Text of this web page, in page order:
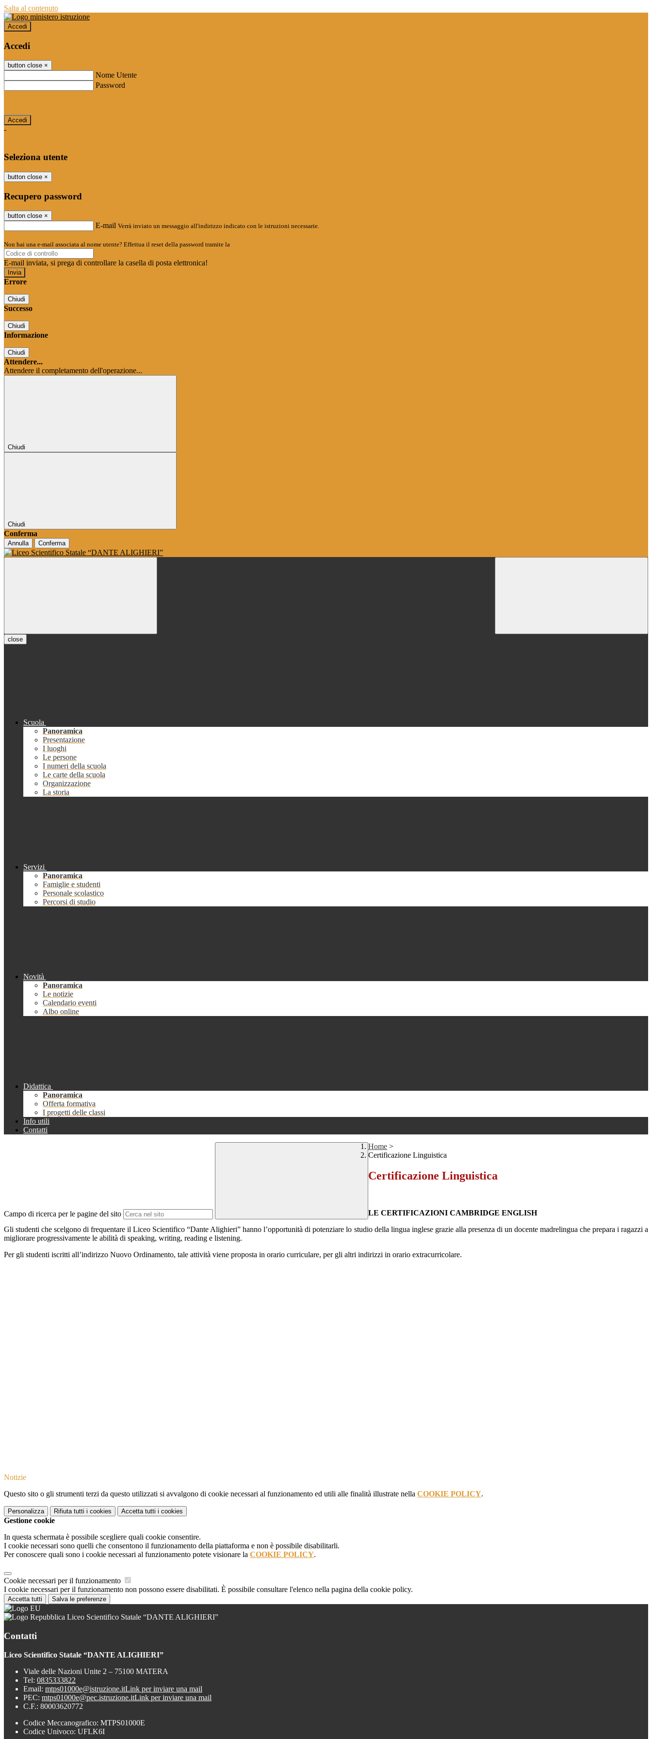
Salta al contenuto
Accedi
Accedi
button close ×
Nome Utente
Password
-
Seleziona utente
button close ×
Recupero password
button close ×
E-mail Verrà inviato un messaggio all'indirizzo indicato con le istruzioni necessarie.
Non hai una e-mail associata al nome utente? Effettua il reset della password tramite la
E-mail inviata, si prega di controllare la casella di posta elettronica!
Errore
Chiudi
Successo
Chiudi
Informazione
Chiudi
Attendere...
Attendere il completamento dell'operazione...
Chiudi
Chiudi
Conferma
Annulla Conferma
close
Scuola
Panoramica
Presentazione
I luoghi
Le persone
I numeri della scuola
Le carte della scuola
Organizzazione
La storia
Servizi
Panoramica
Famiglie e studenti
Personale scolastico
Percorsi di studio
Novità
Panoramica
Le notizie
Calendario eventi
Albo online
Didattica
Panoramica
Offerta formativa
I progetti delle classi
Info utili
Contatti
Campo di ricerca per le pagine del sito
Home >
Certificazione Linguistica
Certificazione Linguistica
LE CERTIFICAZIONI CAMBRIDGE ENGLISH
Gli studenti che scelgono di frequentare il Liceo Scientifico “Dante Alighieri” hanno l’opportunità di potenziare lo studio della lingua inglese grazie alla presenza di un docente madrelingua che prepara i ragazzi a
migliorare progressivamente le abilità di speaking, writing, reading e listening.
Per gli studenti iscritti all’indirizzo Nuovo Ordinamento, tale attività viene proposta in orario curriculare, per gli altri indirizzi in orario extracurricolare.
Notizie
Questo sito o gli strumenti terzi da questo utilizzati si avvalgono di cookie necessari al funzionamento ed utili alle finalità illustrate nella COOKIE POLICY.
Personalizza Rifiuta tutti i cookies Accetta tutti i cookies
Gestione cookie
In questa schermata è possibile scegliere quali cookie consentire.
I cookie necessari sono quelli che consentono il funzionamento della piattaforma e non è possibile disabilitarli.
Per conoscere quali sono i cookie necessari al funzionamento potete visionare la COOKIE POLICY.
Cookie necessari per il funzionamento
I cookie necessari per il funzionamento non possono essere disabilitati. È possibile consultare l'elenco nella pagina della cookie policy.
Accetta tutti Salva le preferenze
Liceo Scientifico Statale “DANTE ALIGHIERI”
Contatti
Liceo Scientifico Statale “DANTE ALIGHIERI”
Viale delle Nazioni Unite 2 – 75100 MATERA
Tel: 0835333822
Email: mtps01000e@istruzione.itLink per inviare una mail
PEC: mtps01000e@pec.istruzione.itLink per inviare una mail
C.F.: 80003620772
Codice Meccanografico: MTPS01000E
Codice Univoco: UFLK6I